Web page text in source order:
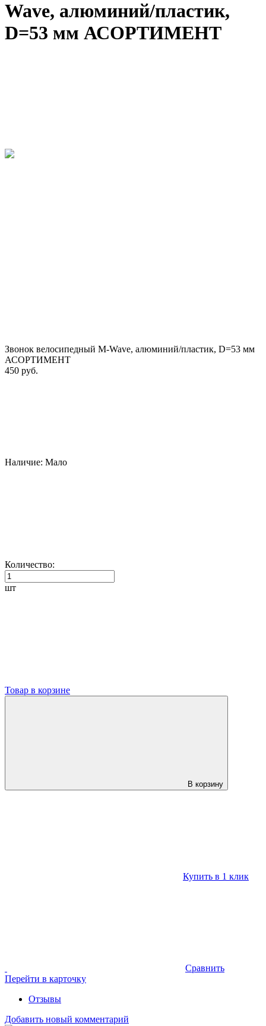
Wave, алюминий/пластик,
D=53 мм АСОРТИМЕНТ
Звонок велосипедный M-Wave, алюминий/пластик, D=53 мм
АСОРТИМЕНТ
450 руб.
Наличие: Мало
Количество:
шт
Товар в корзине
В корзину
Купить в 1 клик
Сравнить
Перейти в карточку
Отзывы
Добавить новый комментарий